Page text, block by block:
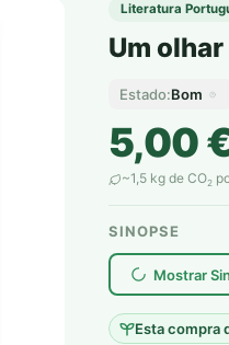
Literatura
Um
Estado:Bom
5,00
~1,5 kg de CO2
SINOPSE
Mostrar
Esta compra
plantar árvores